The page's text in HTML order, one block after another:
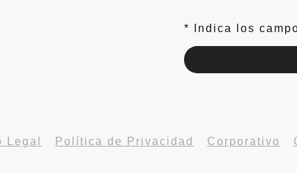
* Indica los
Legal Política de Privacidad Corporativo